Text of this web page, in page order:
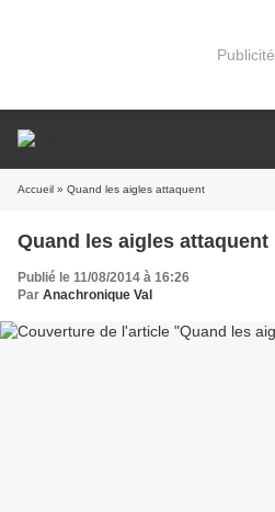
Publicité
Accueil » Quand les aigles attaquent
Quand les aigles attaquent
Publié le 11/08/2014 à 16:26
Par Anachronique Val